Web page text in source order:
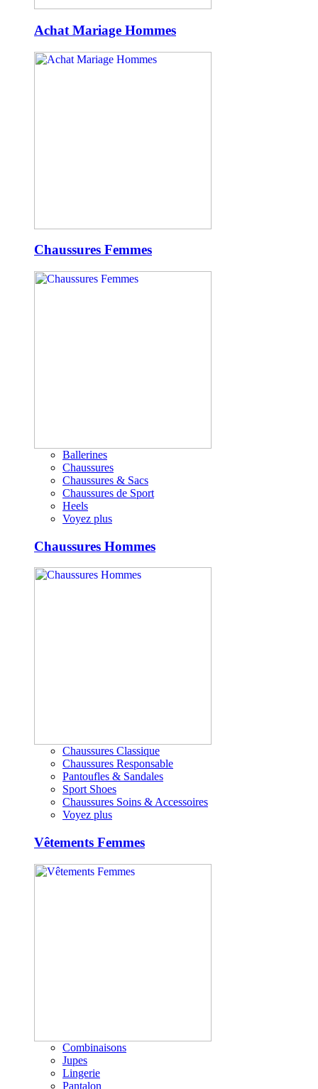
Achat Mariage Hommes
Chaussures Femmes
Ballerines
Chaussures
Chaussures & Sacs
Chaussures de Sport
Heels
Voyez plus
Chaussures Hommes
Chaussures Classique
Chaussures Responsable
Pantoufles & Sandales
Sport Shoes
Chaussures Soins & Accessoires
Voyez plus
Vêtements Femmes
Combinaisons
Jupes
Lingerie
Pantalon